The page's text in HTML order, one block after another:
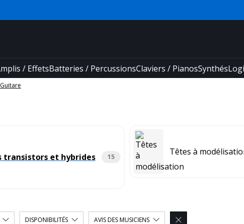
/ EffetsBatteries / PercussionsClaviers / PianosSynthés
transistors et hybrides 15 Têtes à
DISPONIBILITÉS AVIS DES MUSICIENS 